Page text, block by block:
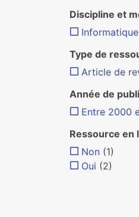
Discipline et
Informatique
Type de
Article de
Année de
Entre 2000
Ressource en
Non (1)
Oui (2)